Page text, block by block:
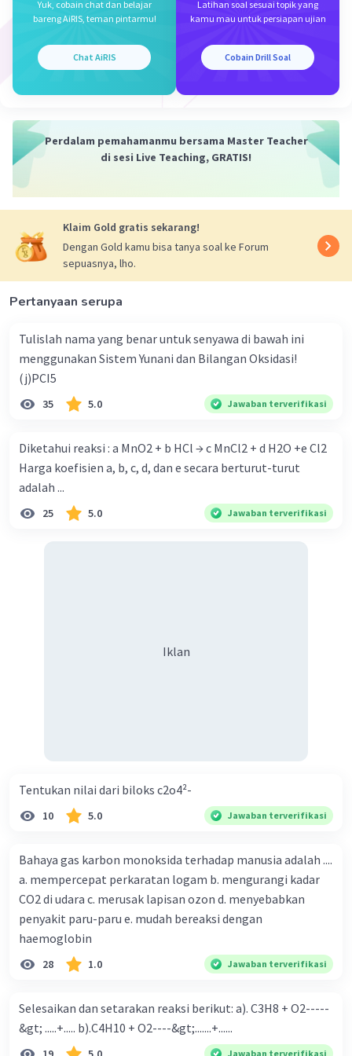
Kesimpulan:
Jadi, untuk membuat 100 gram larutan NaOH 2 molal,
diperlukan 80 gram NaOH dan 20 gram H2O. Namun,
Oleh karena itu, tidak ada jawaban yang benar dari
Beri Rating·0.0(0) Balas
Yuk, cobain chat dan belajar
bareng AiRIS, teman pintarmu!
Chat AiRIS
Latihan soal sesuai topik yang
kamu mau untuk persiapan ujian
Cobain Drill Soal
Perdalam pemahamanmu bersama Master Teacher
di sesi Live Teaching, GRATIS!
Klaim Gold gratis sekarang!
Dengan Gold kamu bisa tanya soal ke Forum
sepuasnya, lho.
Pertanyaan serupa
Tulislah nama yang benar untuk senyawa di bawah ini
menggunakan Sistem Yunani dan Bilangan Oksidasi!
(j)PCI5
35 5.0 Jawaban terverifikasi
Diketahui reaksi : a MnO2 + b HCl → c MnCl2 + d H2O +e Cl2
Harga koefisien a, b, c, d, dan e secara berturut-turut
adalah ...
25 5.0 Jawaban terverifikasi
Iklan
Tentukan nilai dari biloks c2o4²-
10 5.0 Jawaban terverifikasi
Bahaya gas karbon monoksida terhadap manusia adalah ....
a. mempercepat perkaratan logam b. mengurangi kadar
CO2 di udara c. merusak lapisan ozon d. menyebabkan
penyakit paru-paru e. mudah bereaksi dengan
haemoglobin
28 1.0 Jawaban terverifikasi
Selesaikan dan setarakan reaksi berikut: a). C3H8 + O2-----
&gt; .....+..... b).C4H10 + O2----&gt;.......+......
Jawaban terverifikasi